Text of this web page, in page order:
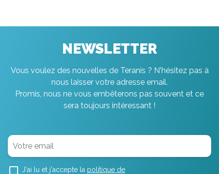
NEWSLETTER
Vous voulez des nouvelles de Teranis ? N'hésitez pas à
nous laisser votre adresse email.
Promis, nous ne vous embêterons pas souvent et ce
sera toujours intéressant !
J'ai lu et j'accepte la politique de